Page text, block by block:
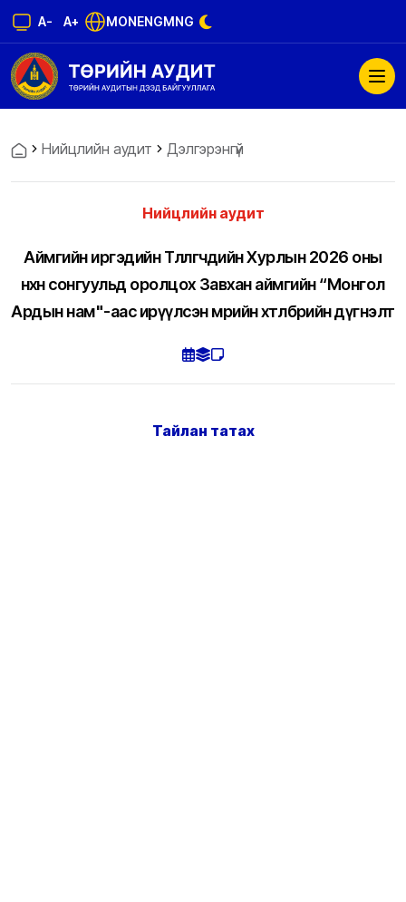
A- A+ MONENGMNG
Нийцлийн аудит Дэлгэрэнгүй
Нийцлийн аудит
Аймгийн иргэдийн Төлөөлөгчдийн Хурлын 2026 оны
нөхөн сонгуульд оролцох Завхан аймгийн “Монгол
Ардын нам"-аас ирүүлсэн мөрийн хөтөлбөрийн дүгнэлт
Тайлан татах